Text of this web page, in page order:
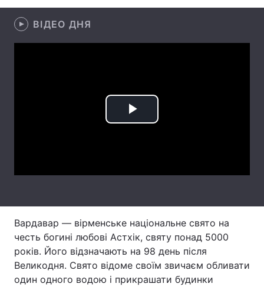
Техно і зв'язок Лайт
Зброя
Архів Вакансії
Контакти
Послуги
ВІДЕО ДНЯ
Play
Вардавар — вірменське національне свято на
честь богині любові Астхік, святу понад 5000
років. Його відзначають на 98 день після
Великодня. Свято відоме своїм звичаєм обливати
один одного водою і прикрашати будинки